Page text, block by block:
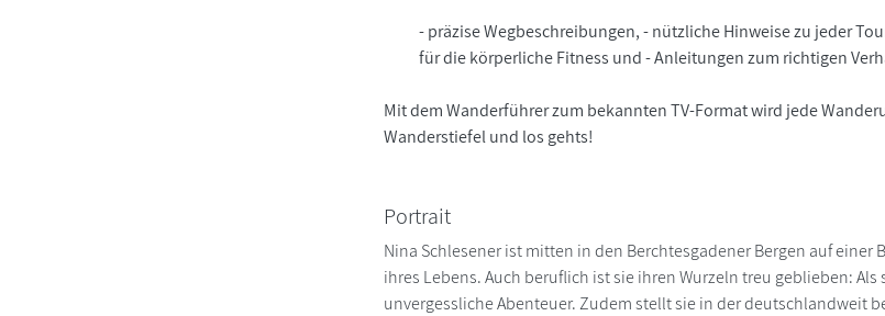
- präzise Wegbeschreibungen, - nützliche Hinweise zu jeder
für die körperliche Fitness und - Anleitungen zum richtigen
Mit dem Wanderführer zum bekannten TV-Format wird jede
Wanderstiefel und los gehts!
Portrait
Nina Schlesener ist mitten in den Berchtesgadener Bergen auf
ihres Lebens. Auch beruflich ist sie ihren Wurzeln treu geblieben:
unvergessliche Abenteuer. Zudem stellt sie in der deutschlandweit